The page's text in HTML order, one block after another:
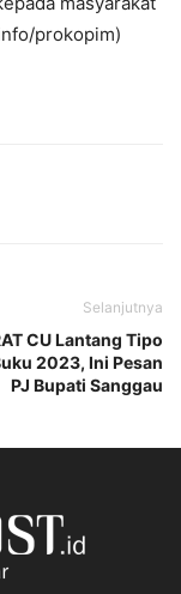
prokopim)
Selanjutnya
CU Lantang Tipo
2023, Ini Pesan
PJ Bupati Sanggau